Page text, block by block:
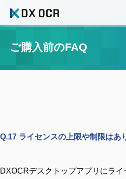
ご購入前のFAQ
Q.17 ライセンスの上限や制限はあ
DXOCRデスクトップアプリにライ